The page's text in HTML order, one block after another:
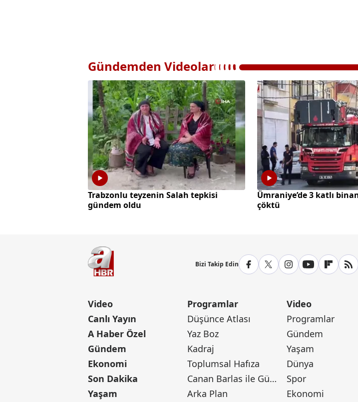
Gündemden Videolar
Trabzonlu teyzenin Salah tepkisi
gündem oldu
Ümraniye’de 3 katlı
çöktü
Bizi Takip Edin
Video
Canlı Yayın
A Haber Özel
Gündem
Ekonomi
Son Dakika
Yaşam
Programlar
Düşünce Atlası
Yaz Boz
Kadraj
Toplumsal Hafıza
Canan Barlas ile Gündem
Arka Plan
Video
Programlar
Gündem
Yaşam
Dünya
Spor
Ekonomi